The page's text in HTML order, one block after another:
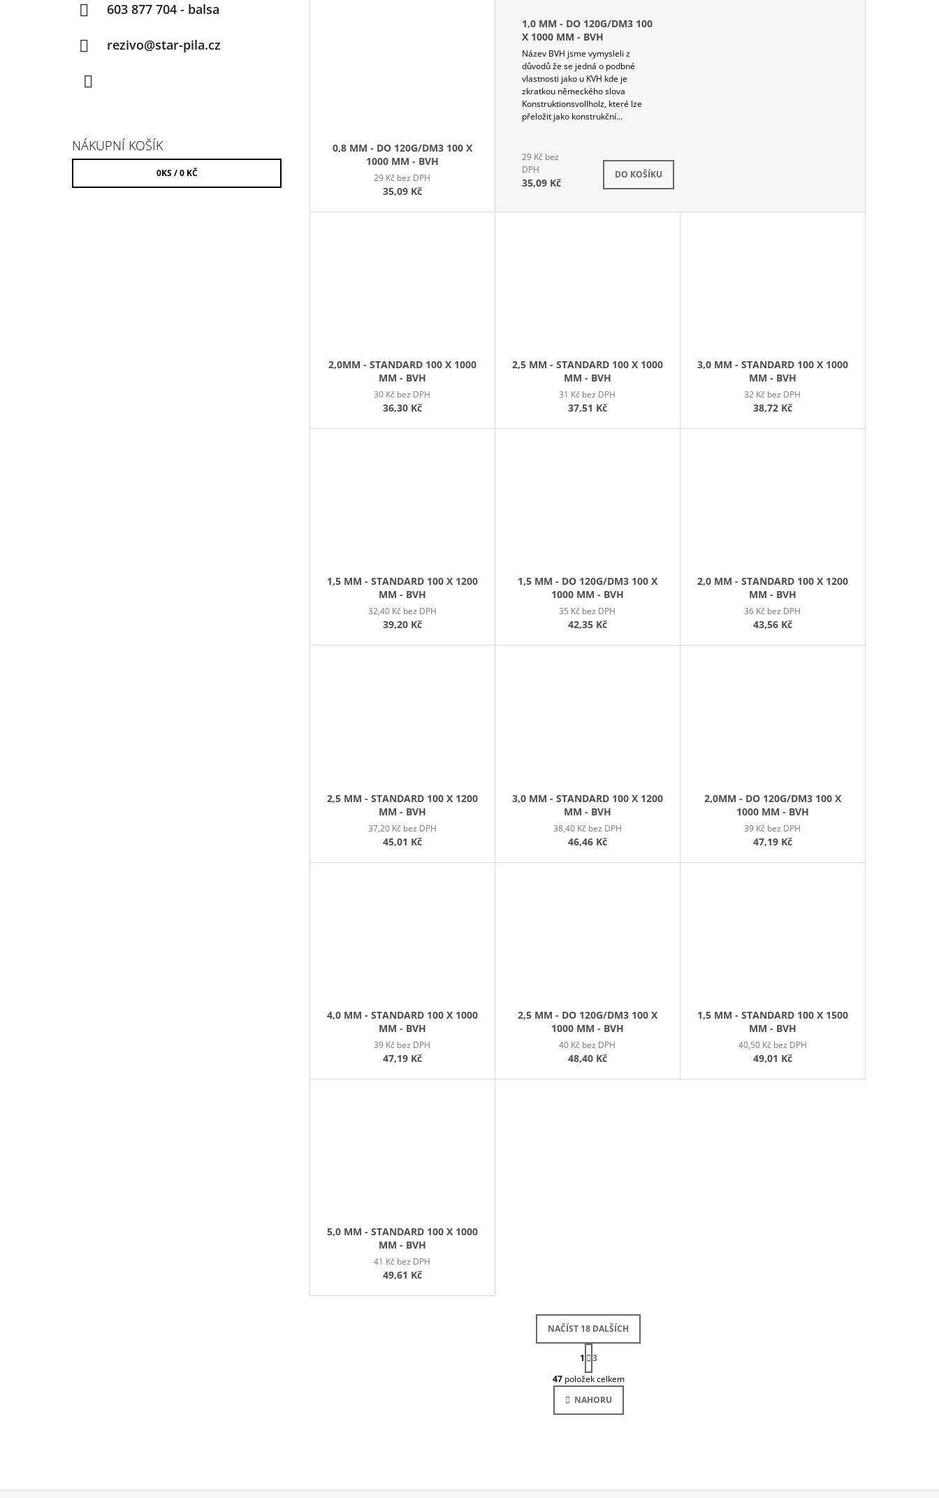
603 877 704 - balsa
rezivo@star-pila.cz
NÁKUPNÍ KOŠÍK
0KS /0 KČ
0,8 MM - DO 120G/DM3 100 X
1000 MM - BVH
29 Kč bez DPH
35,09 Kč
1,0 MM - DO 120G/DM3 100
X 1000 MM - BVH
Název BVH jsme vymysleli z
důvodů že se jedná o podbné
vlastnosti jako u KVH kde je
zkratkou německého slova
Konstruktionsvollholz, které lze
přeložit jako konstrukční...
29 Kč bez
DPH
35,09 Kč
DO KOŠÍKU
2,0MM - STANDARD 100 X 1000
MM - BVH
30 Kč bez DPH
36,30 Kč
2,5 MM - STANDARD 100 X 1000
MM - BVH
31 Kč bez DPH
37,51 Kč
3,0 MM - STANDARD 100 X 1000
MM - BVH
32 Kč bez DPH
38,72 Kč
1,5 MM - STANDARD 100 X 1200
MM - BVH
32,40 Kč bez DPH
39,20 Kč
1,5 MM - DO 120G/DM3 100 X
1000 MM - BVH
35 Kč bez DPH
42,35 Kč
2,0 MM - STANDARD 100 X 1200
MM - BVH
36 Kč bez DPH
43,56 Kč
2,5 MM - STANDARD 100 X 1200
MM - BVH
37,20 Kč bez DPH
45,01 Kč
3,0 MM - STANDARD 100 X 1200
MM - BVH
38,40 Kč bez DPH
46,46 Kč
2,0MM - DO 120G/DM3 100 X
1000 MM - BVH
39 Kč bez DPH
47,19 Kč
4,0 MM - STANDARD 100 X 1000
MM - BVH
39 Kč bez DPH
47,19 Kč
2,5 MM - DO 120G/DM3 100 X
1000 MM - BVH
40 Kč bez DPH
48,40 Kč
1,5 MM - STANDARD 100 X 1500
MM - BVH
40,50 Kč bez DPH
49,01 Kč
5,0 MM - STANDARD 100 X 1000
MM - BVH
41 Kč bez DPH
49,61 Kč
O
V
L
Á
R
NAČÍST 18 DALŠÍCH
S
T
R
Á
N
K
O
1
3
47položek celkem
NAHORU